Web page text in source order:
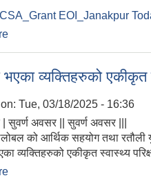
EOI_Janakpur
व्यक्तिहरुको एकीकृत
Tue, 03/18/2025 - 16:36
सुवर्ण अवसर || सुवर्ण अवसर |||
को आर्थिक सहयोग तथा
व्यक्तिहरुको एकीकृत स्वास्थ्य